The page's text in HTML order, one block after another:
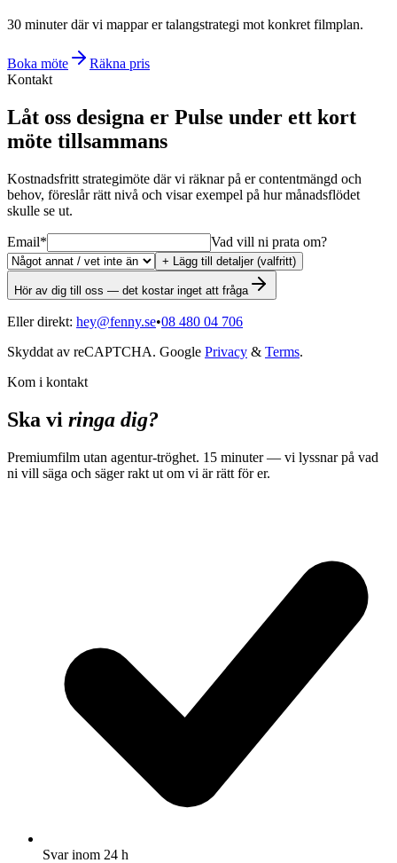
30 minuter där vi mappar er talangstrategi mot konkret filmplan.
Boka möte
Räkna pris
Kontakt
Låt oss designa er Pulse under ett kort
möte tillsammans
Kostnadsfritt strategimöte där vi räknar på er contentmängd och
behov, föreslår rätt nivå och visar exempel på hur månadsflödet
skulle se ut.
Email* Vad vill ni prata om?
+ Lägg till detaljer (valfritt)
Hör av dig till oss — det kostar inget att fråga
Eller direkt: hey@fenny.se•08 480 04 706
Skyddat av reCAPTCHA. Google Privacy & Terms.
Kom i kontakt
Ska vi ringa dig?
Premiumfilm utan agentur-tröghet. 15 minuter — vi lyssnar på vad
ni vill säga och säger rakt ut om vi är rätt för er.
Svar inom 24 h